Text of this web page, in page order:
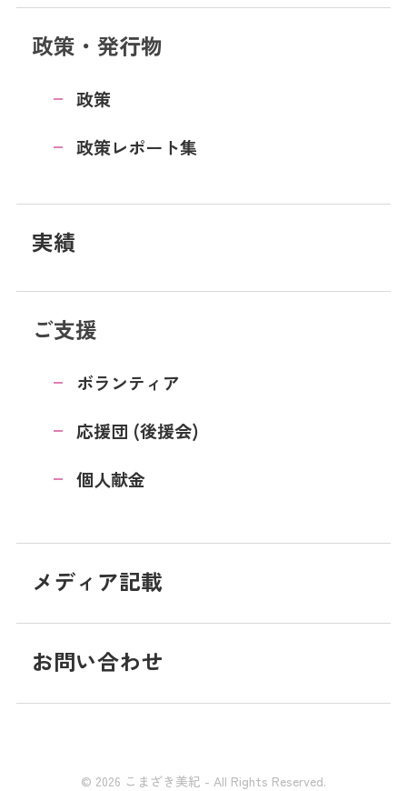
政策・発行物
政策
政策レポート集
実績
ご支援
ボランティア
応援団 (後援会)
個人献金
メディア記載
お問い合わせ
© 2026 こまざき美紀 - All Rights Reserved.